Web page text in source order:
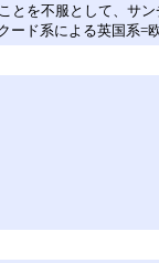
とを不服として、サ
ド系による英国系=